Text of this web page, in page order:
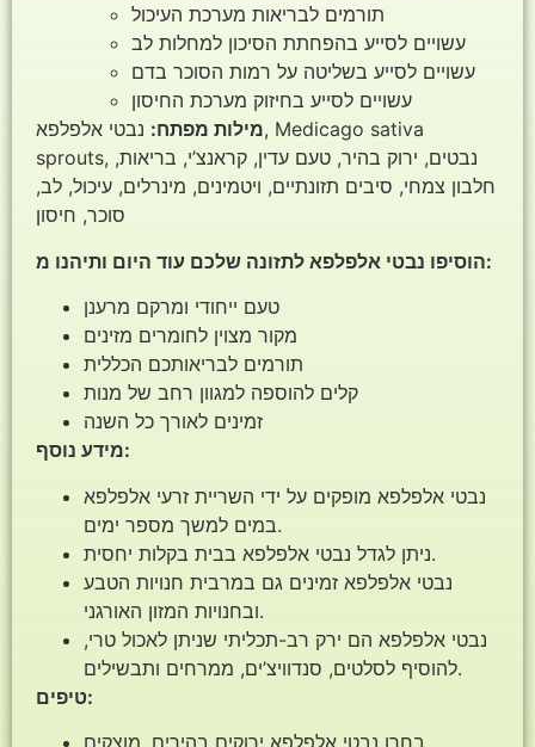
תורמים לבריאות מערכת העיכול
עשויים לסייע בהפחתת הסיכון למחלות לב
עשויים לסייע בשליטה על רמות הסוכר בדם
עשויים לסייע בחיזוק מערכת החיסון
מילות מפתח: נבטי אלפלפא, Medicago sativa
sprouts, נבטים, ירוק בהיר, טעם עדין, קראנצ’י, בריאות,
חלבון צמחי, סיבים תזונתיים, ויטמינים, מינרלים, עיכול, לב,
סוכר, חיסון
הוסיפו נבטי אלפלפא לתזונה שלכם עוד היום ותיהנו מ:
טעם ייחודי ומרקם מרענן
מקור מצוין לחומרים מזינים
תורמים לבריאותכם הכללית
קלים להוספה למגוון רחב של מנות
זמינים לאורך כל השנה
מידע נוסף:
נבטי אלפלפא מופקים על ידי השריית זרעי אלפלפא
במים למשך מספר ימים.
ניתן לגדל נבטי אלפלפא בבית בקלות יחסית.
נבטי אלפלפא זמינים גם במרבית חנויות הטבע
ובחנויות המזון האורגני.
נבטי אלפלפא הם ירק רב-תכליתי שניתן לאכול טרי,
להוסיף לסלטים, סנדוויצ’ים, ממרחים ותבשילים.
טיפים:
בחרו נבטי אלפלפא ירוקים בהירים, מוצקים